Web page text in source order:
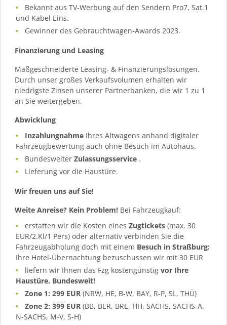
Bekannt aus TV-Werbung auf den Sendern Pro7, Sat.1
und Kabel Eins.
Gewinner des Gebrauchtwagen-Awards 2023.
Finanzierung und Leasing
Maßgeschneiderte Leasing- & Finanzierungslösungen.
Durch unser großes Verkaufsvolumen erhalten wir
niedrigste Zinsen unserer Partnerbanken, die wir 1 zu 1
an Sie weitergeben.
Abwicklung
Inzahlungnahme Ihres Altwagens anhand digitaler
Fahrzeugbewertung auch ohne Besuch im Autohaus.
BundesweiterZulassungsservice .
Lieferung vor die Haustüre.
Wir freuen uns auf Sie!
Weite Anreise? Kein Problem! Bei Fahrzeugkauf:
erstatten wir die Kosten einesZugtickets (max. 30
EUR/2.Kl/1 Pers) oder alternativ verbinden Sie die
Fahrzeugabholung doch mit einem Besuch in Straßburg:
Ihre Hotel-Übernachtung bezuschussen wir mit 30 EUR
liefern wir Ihnen das Fzg kostengünstigvor Ihre
Haustüre. Bundesweit!
Zone 1: 299 EUR (NRW, HE, B-W, BAY, R-P, SL, THÜ)
Zone 2: 399 EUR (BB, BER, BRE, HH, SACHS, SACHS-A,
N-SACHS, M-V, S-H)